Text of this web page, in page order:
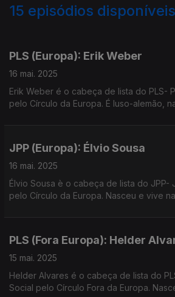
15 episódios disponíveis
PLS (Europa): Erik Weber
16 mai. 2025
Erik Weber é o cabeça de lista do PLS-
pelo Círculo da Europa. É luso-alemão, nasceu em Lisboa e
JPP (Europa): Élvio Sousa
16 mai. 2025
Élvio Sousa è o cabeça de lista do JPP-
pelo Círculo da Europa. Nasceu e vive
PLS (Fora Europa): Helder
15 mai. 2025
Helder Alvares é o cabeça de lista do
Social pelo Círculo Fora da Europa.